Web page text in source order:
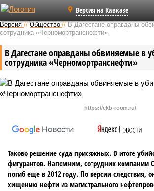
Версия на Кавказе
Версия //Общество //В Дагестане оправданы
сотрудника «Черномортранснефти»
В Дагестане оправданы обвиняемые в
сотрудника «Черномортранснефти»
https://ekb-room.ru/
Таково решение суда присяжных. В итоге
фигурантов. Напомним, сотрудник компании
погиб еще в 2012 году. По версии следствия,
хищению нефти из магистрального